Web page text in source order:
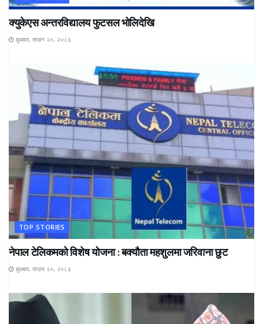
क्युकेएस अन्तरविद्यालय फुटसल भोलिदेखि
बुधबार, साउन २०, २०८३
TOP STORIES
नेपाल टेलिकमको विशेष योजना : बक्यौता महशुलमा जरिवाना छुट
बुधबार, साउन २०, २०८३